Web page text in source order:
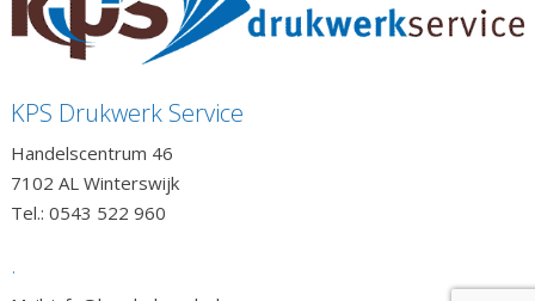
KPS Drukwerk Service
Handelscentrum 46
7102 AL Winterswijk
Tel.: 0543 522 960
.